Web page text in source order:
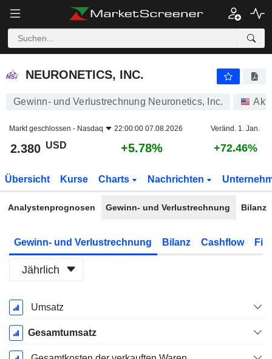
NEURONETICS, INC.
NEURONETICS, INC.
Gewinn- und Verlustrechnung Neuronetics, Inc.
Markt geschlossen - Nasdaq 22:00:00 07.08.2026 Veränd. 1. Jan.
2.380 USD +5.78% +72.46%
Übersicht Kurse Charts Nachrichten
Analystenprognosen Gewinn- und Verlustrechnung Bilanz
Gewinn- und Verlustrechnung Bilanz Cashflow
Jährlich
Ende d.
Geschäftsjahres:
Dezember
Umsatz
Gesamtumsatz